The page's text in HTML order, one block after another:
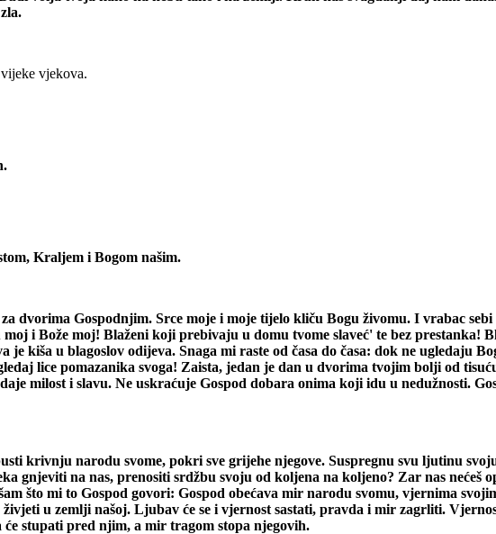
vjekova.
Kraljem i Bogom našim.
dvorima Gospodnjim. Srce moje i moje tijelo kliču Bogu živomu. I vrabac sebi
i Bože moj! Blaženi koji prebivaju u domu tvome slaveć' te bez prestanka!
kiša u blagoslov odijeva. Snaga mi raste od časa do časa: dok ne ugledaju
lice pomazanika svoga! Zaista, jedan je dan u dvorima tvojim bolji od
milost i slavu. Ne uskraćuje Gospod dobara onima koji idu u nedužnosti.
krivnju narodu svome, pokri sve grijehe njegove. Suspregnu svu ljutinu
gnjeviti na nas, prenositi srdžbu svoju od koljena na koljeno? Zar nas nećeš
što mi to Gospod govori: Gospod obećava mir narodu svomu, vjernima
u zemlji našoj. Ljubav će se i vjernost sastati, pravda i mir zagrliti.
će stupati pred njim, a mir tragom stopa njegovih.